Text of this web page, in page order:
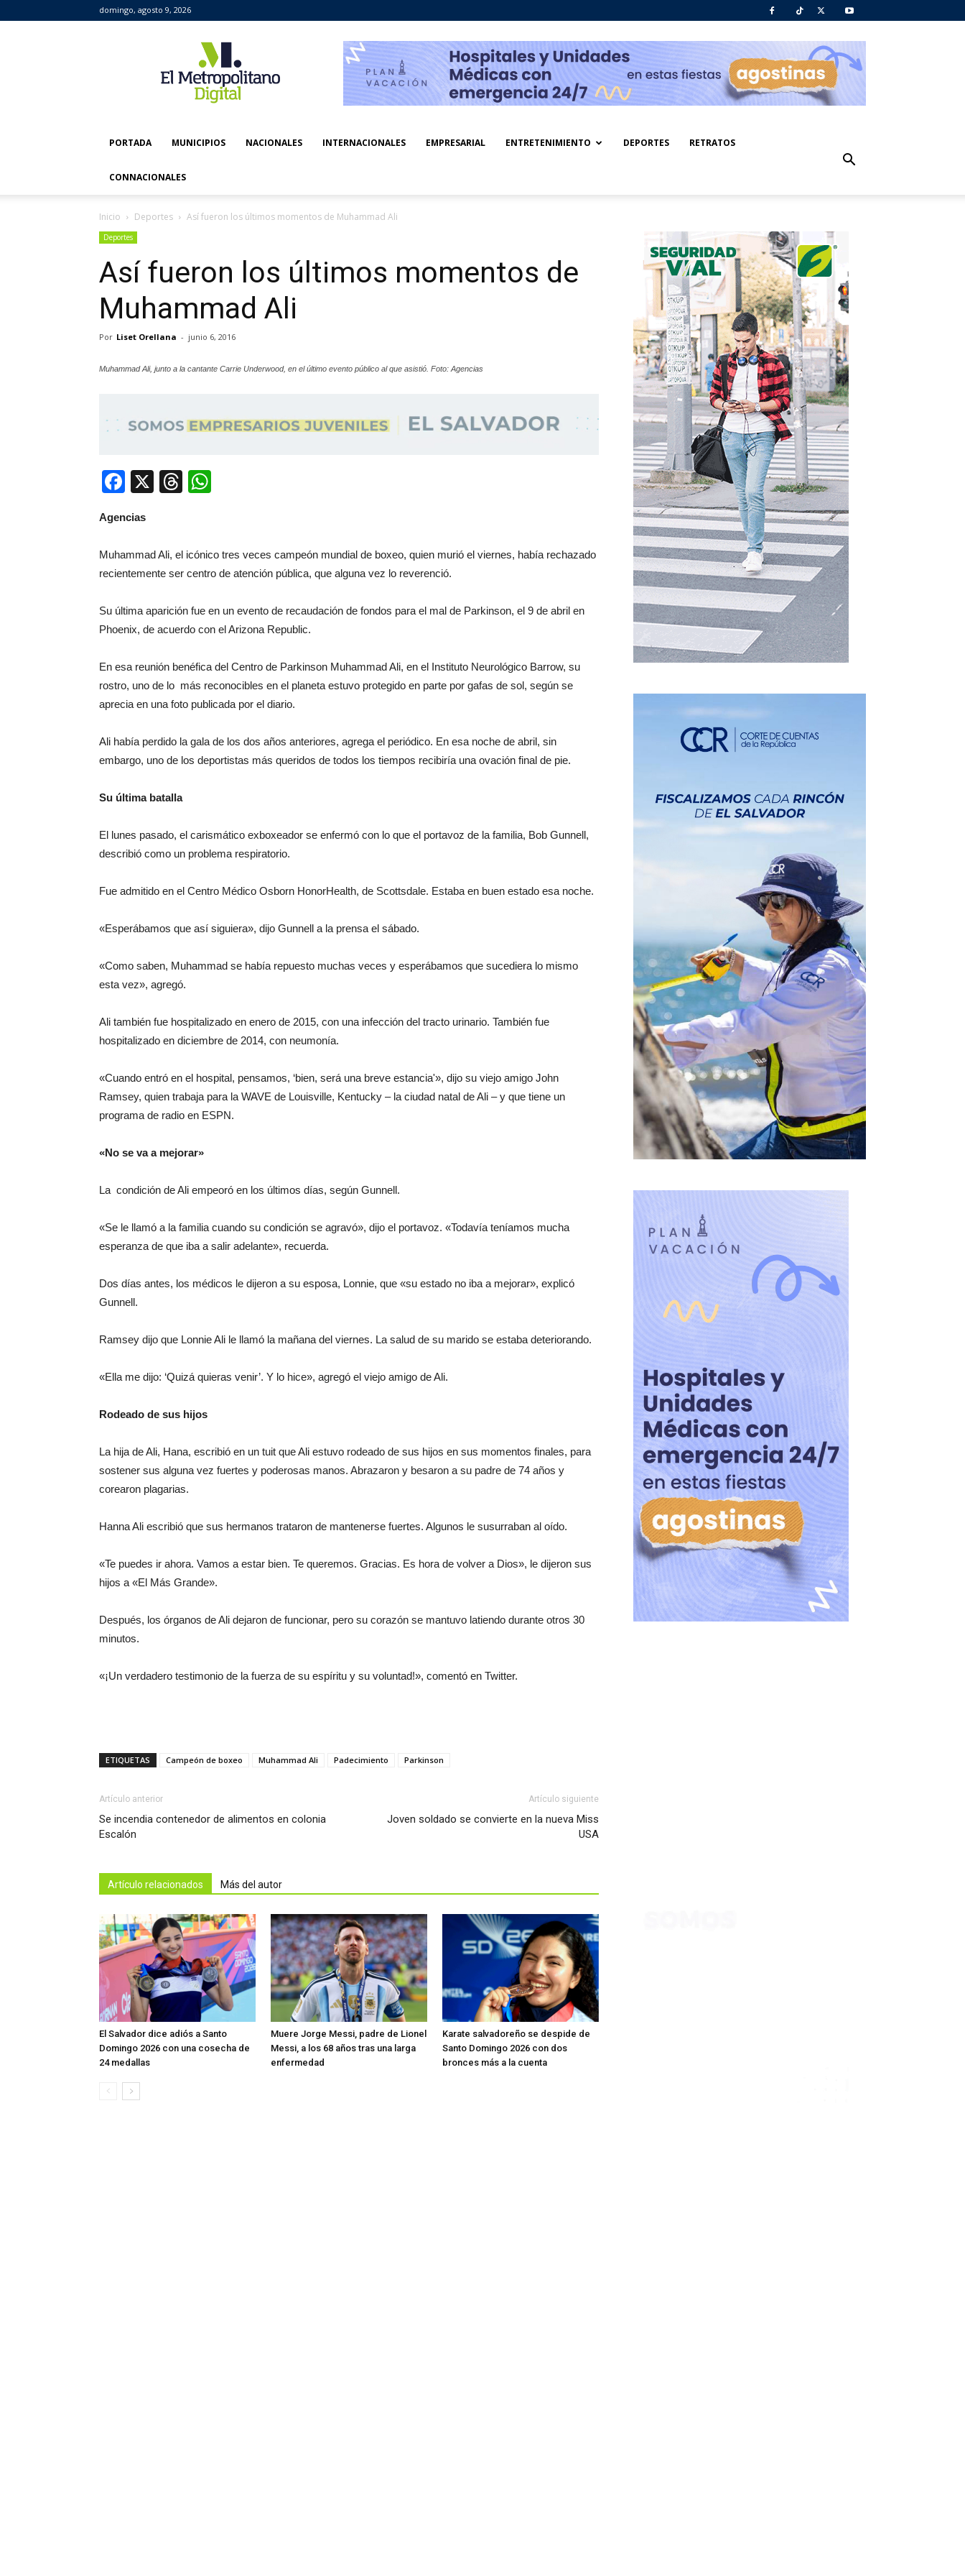
domingo, agosto 9, 2026
Metropolitano
Digital
PORTADA MUNICIPIOS NACIONALES INTERNACIONALES EMPRESARIAL ENTRETENIMIENTO DEPORTES RETRATOS
CONNACIONALES
Inicio Deportes Así fueron los últimos momentos de Muhammad Ali
Deportes
Así fueron los últimos momentos de
Muhammad Ali
Por Liset Orellana - junio 6, 2016
Muhammad Ali, junto a la cantante Carrie Underwood, en el último evento público al que asistió. Foto: Agencias
Facebook
X Threads
Agencias
Muhammad Ali, el icónico tres veces campeón mundial de boxeo, quien murió el viernes, había rechazado
recientemente ser centro de atención pública, que alguna vez lo reverenció.
Su última aparición fue en un evento de recaudación de fondos para el mal de Parkinson, el 9 de abril en
Phoenix, de acuerdo con el Arizona Republic.
En esa reunión benéfica del Centro de Parkinson Muhammad Ali, en el Instituto Neurológico Barrow, su
rostro, uno de lo más reconocibles en el planeta estuvo protegido en parte por gafas de sol, según se
aprecia en una foto publicada por el diario.
Ali había perdido la gala de los dos años anteriores, agrega el periódico. En esa noche de abril, sin
embargo, uno de los deportistas más queridos de todos los tiempos recibiría una ovación final de pie.
Su última batalla
El lunes pasado, el carismático exboxeador se enfermó con lo que el portavoz de la familia, Bob Gunnell,
describió como un problema respiratorio.
Fue admitido en el Centro Médico Osborn HonorHealth, de Scottsdale. Estaba en buen estado esa noche.
«Esperábamos que así siguiera», dijo Gunnell a la prensa el sábado.
«Como saben, Muhammad se había repuesto muchas veces y esperábamos que sucediera lo mismo
esta vez», agregó.
Ali también fue hospitalizado en enero de 2015, con una infección del tracto urinario. También fue
hospitalizado en diciembre de 2014, con neumonía.
«Cuando entró en el hospital, pensamos, ‘bien, será una breve estancia'», dijo su viejo amigo John
Ramsey, quien trabaja para la WAVE de Louisville, Kentucky – la ciudad natal de Ali – y que tiene un
programa de radio en ESPN.
«No se va a mejorar»
La condición de Ali empeoró en los últimos días, según Gunnell.
«Se le llamó a la familia cuando su condición se agravó», dijo el portavoz. «Todavía teníamos mucha
esperanza de que iba a salir adelante», recuerda.
Dos días antes, los médicos le dijeron a su esposa, Lonnie, que «su estado no iba a mejorar», explicó
Gunnell.
Ramsey dijo que Lonnie Ali le llamó la mañana del viernes. La salud de su marido se estaba deteriorando.
«Ella me dijo: ‘Quizá quieras venir’. Y lo hice», agregó el viejo amigo de Ali.
Rodeado de sus hijos
La hija de Ali, Hana, escribió en un tuit que Ali estuvo rodeado de sus hijos en sus momentos finales, para
sostener sus alguna vez fuertes y poderosas manos. Abrazaron y besaron a su padre de 74 años y
corearon plagarias.
Hanna Ali escribió que sus hermanos trataron de mantenerse fuertes. Algunos le susurraban al oído.
«Te puedes ir ahora. Vamos a estar bien. Te queremos. Gracias. Es hora de volver a Dios», le dijeron sus
hijos a «El Más Grande».
Después, los órganos de Ali dejaron de funcionar, pero su corazón se mantuvo latiendo durante otros 30
minutos.
«¡Un verdadero testimonio de la fuerza de su espíritu y su voluntad!», comentó en Twitter.
ETIQUETAS Campeón de boxeo Muhammad Ali Padecimiento Parkinson
Artículo anterior
Se incendia contenedor de alimentos en colonia
Escalón
Artículo siguiente
Joven soldado se convierte en la nueva Miss
USA
Artículo relacionados Más del autor
El Salvador dice adiós a Santo
Domingo 2026 con una cosecha de
24 medallas
Muere Jorge Messi, padre de Lionel
Messi, a los 68 años tras una larga
enfermedad
Karate salvadoreño se despide de
Santo Domingo 2026 con dos
bronces más a la cuenta